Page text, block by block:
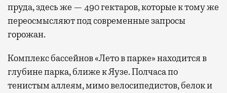
пруда, здесь же — 490 гектаров, которые к тому же
переосмысляют под современные запросы
горожан.
Комплекс бассейнов «Лето в парке» находится в
глубине парка, ближе к Яузе. Полчаса по
тенистым аллеям, мимо велосипедистов, белок и